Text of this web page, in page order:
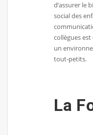
d’assurer le
social des
collègues
un
tout-petits.
La